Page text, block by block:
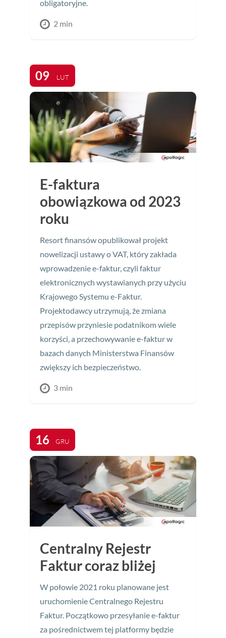
obligatoryjne.
2 min
09 LUT
E-faktura
obowiązkowa od 2023
roku
Resort finansów opublikował projekt
nowelizacji ustawy o VAT, który zakłada
wprowadzenie e-faktur, czyli faktur
elektronicznych wystawianych przy użyciu
Krajowego Systemu e-Faktur.
Projektodawcy utrzymują, że zmiana
przepisów przyniesie podatnikom wiele
korzyści, a przechowywanie e-faktur w
bazach danych Ministerstwa Finansów
zwiększy ich bezpieczeństwo.
3 min
16 GRU
Centralny Rejestr
Faktur coraz bliżej
W połowie 2021 roku planowane jest
uruchomienie Centralnego Rejestru
Faktur. Początkowo przesyłanie e-faktur
za pośrednictwem tej platformy będzie